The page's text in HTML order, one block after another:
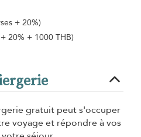
+ 20%)
20% + 1000 THB)
gratuit peut s'occuper
voyage et répondre à vos